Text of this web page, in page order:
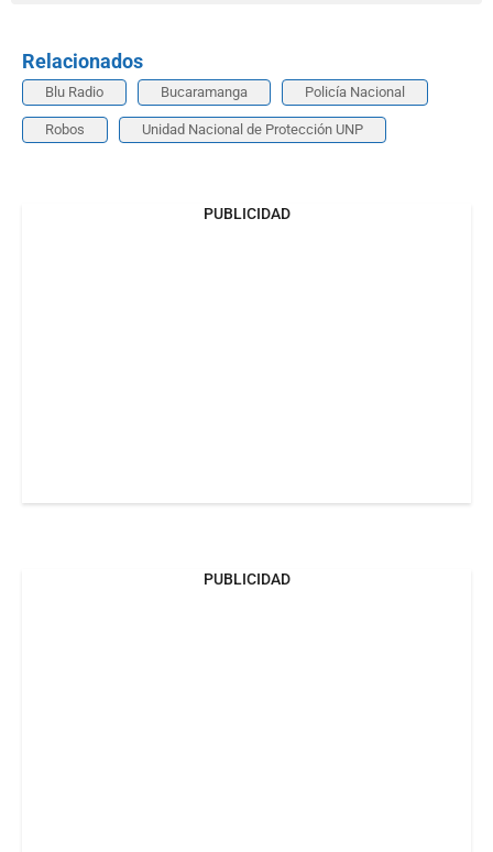
Relacionados
Blu Radio Bucaramanga Policía Nacional
Robos Unidad Nacional de Protección UNP
PUBLICIDAD
PUBLICIDAD